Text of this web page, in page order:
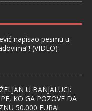
napisao pesmu u
(VIDEO)
U BANJALUCI:
KO GA POZOVE DA
50.000 EURA!